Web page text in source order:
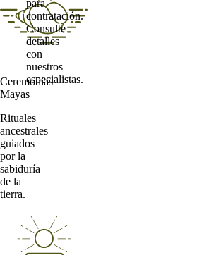
Ceremonias
Mayas
Rituales
ancestrales
guiados
por la
sabiduría
de la
tierra.
para
contratación.
Consulte
detalles
con
nuestros
especialistas.